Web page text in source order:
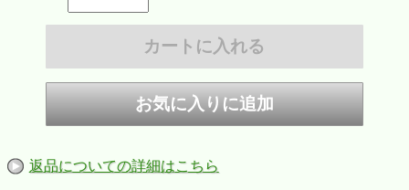
返品についての詳細はこちら